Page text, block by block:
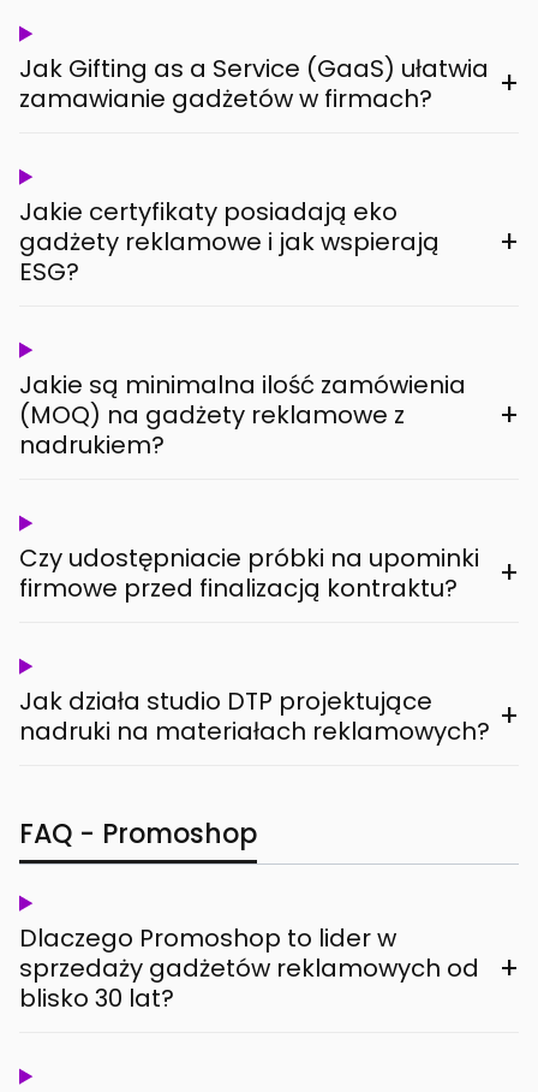
Jak Gifting as a Service (GaaS) ułatwia
zamawianie gadżetów w firmach?
+
Jakie certyfikaty posiadają eko
gadżety reklamowe i jak wspierają
ESG?
+
Jakie są minimalna ilość zamówienia
(MOQ) na gadżety reklamowe z
nadrukiem?
+
Czy udostępniacie próbki na upominki
firmowe przed finalizacją kontraktu?
+
Jak działa studio DTP projektujące
nadruki na materiałach reklamowych? +
FAQ - Promoshop
Dlaczego Promoshop to lider w
sprzedaży gadżetów reklamowych od
blisko 30 lat?
+